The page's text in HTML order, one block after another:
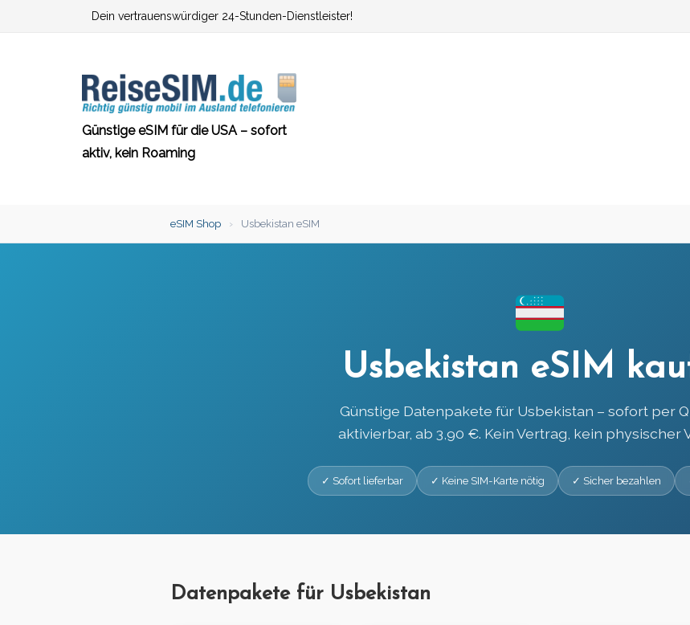
Dein vertrauenswürdiger 24-Stunden-Dienstleister!
Günstige eSIM für die USA – sofort
aktiv, kein Roaming
eSIM Shop › Usbekistan eSIM
Usbekistan eSIM
Günstige Datenpakete für Usbekistan – sofort per
aktivierbar, ab 3,90 €. Kein Vertrag, kein physischer
✓ Sofort lieferbar ✓ Keine SIM-Karte nötig ✓ Sicher bezahlen
Datenpakete für Usbekistan